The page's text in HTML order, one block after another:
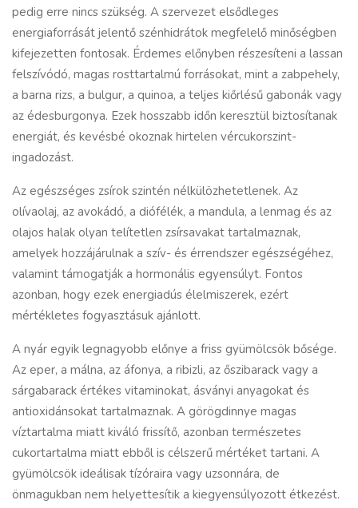
pedig erre nincs szükség. A szervezet elsődleges
energiaforrását jelentő szénhidrátok megfelelő minőségben
kifejezetten fontosak. Érdemes előnyben részesíteni a lassan
felszívódó, magas rosttartalmú forrásokat, mint a zabpehely,
a barna rizs, a bulgur, a quinoa, a teljes kiőrlésű gabonák vagy
az édesburgonya. Ezek hosszabb időn keresztül biztosítanak
energiát, és kevésbé okoznak hirtelen vércukorszint-
ingadozást.
Az egészséges zsírok szintén nélkülözhetetlenek. Az
olívaolaj, az avokádó, a diófélék, a mandula, a lenmag és az
olajos halak olyan telítetlen zsírsavakat tartalmaznak,
amelyek hozzájárulnak a szív- és érrendszer egészségéhez,
valamint támogatják a hormonális egyensúlyt. Fontos
azonban, hogy ezek energiadús élelmiszerek, ezért
mértékletes fogyasztásuk ajánlott.
A nyár egyik legnagyobb előnye a friss gyümölcsök bősége.
Az eper, a málna, az áfonya, a ribizli, az őszibarack vagy a
sárgabarack értékes vitaminokat, ásványi anyagokat és
antioxidánsokat tartalmaznak. A görögdinnye magas
víztartalma miatt kiváló frissítő, azonban természetes
cukortartalma miatt ebből is célszerű mértéket tartani. A
gyümölcsök ideálisak tízóraira vagy uzsonnára, de
önmagukban nem helyettesítik a kiegyensúlyozott étkezést.